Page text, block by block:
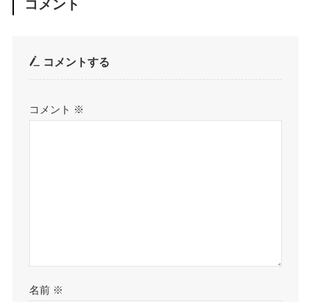
コメント
コメントする
コメント ※
名前 ※